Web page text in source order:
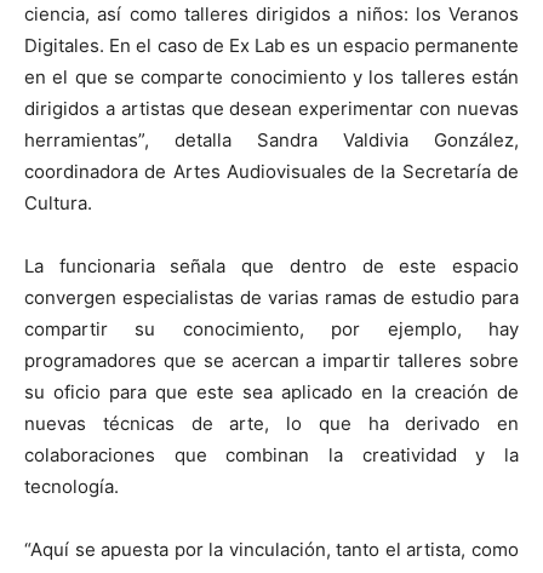
ciencia, así como talleres dirigidos a niños: los Veranos
Digitales. En el caso de Ex Lab es un espacio permanente
en el que se comparte conocimiento y los talleres están
dirigidos a artistas que desean experimentar con nuevas
herramientas”, detalla Sandra Valdivia González,
coordinadora de Artes Audiovisuales de la Secretaría de
Cultura.
La funcionaria señala que dentro de este espacio
convergen especialistas de varias ramas de estudio para
compartir su conocimiento, por ejemplo, hay
programadores que se acercan a impartir talleres sobre
su oficio para que este sea aplicado en la creación de
nuevas técnicas de arte, lo que ha derivado en
colaboraciones que combinan la creatividad y la
tecnología.
“Aquí se apuesta por la vinculación, tanto el artista, como